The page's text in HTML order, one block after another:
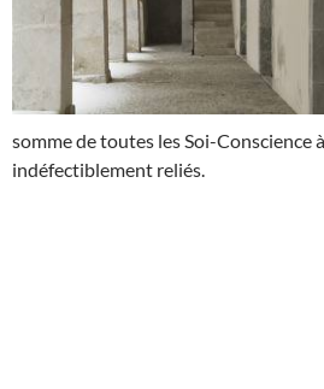
somme de toutes les Soi-Conscience
indéfectiblement reliés.